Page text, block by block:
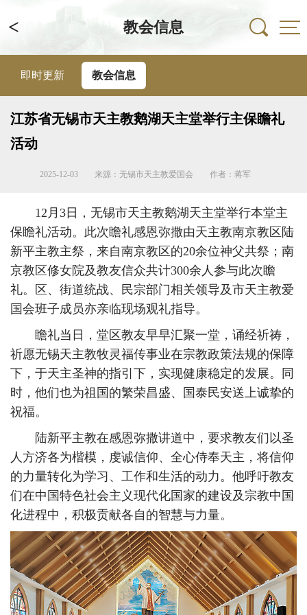
< 教会信息
即时更新 教会信息
江苏省无锡市天主教鹅湖天主堂举行主保瞻礼
活动
2025-12-03 来源：无锡市天主教爱国会 作者：蒋军
12月3日，无锡市天主教鹅湖天主堂举行本堂主
保瞻礼活动。此次瞻礼感恩弥撒由天主教南京教区陆
新平主教主祭，来自南京教区的20余位神父共祭；南
京教区修女院及教友信众共计300余人参与此次瞻
礼。区、街道统战、民宗部门相关领导及市天主教爱
国会班子成员亦亲临现场观礼指导。
瞻礼当日，堂区教友早早汇聚一堂，诵经祈祷，
祈愿无锡天主教牧灵福传事业在宗教政策法规的保障
下，于天主圣神的指引下，实现健康稳定的发展。同
时，他们也为祖国的繁荣昌盛、国泰民安送上诚挚的
祝福。
陆新平主教在感恩弥撒讲道中，要求教友们以圣
人方济各为楷模，虔诚信仰、全心侍奉天主，将信仰
的力量转化为学习、工作和生活的动力。他呼吁教友
们在中国特色社会主义现代化国家的建设及宗教中国
化进程中，积极贡献各自的智慧与力量。